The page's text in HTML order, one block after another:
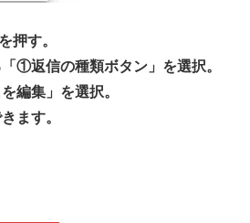
押す。
①返信の種類ボタン」を選択。
編集」を選択。
ます。